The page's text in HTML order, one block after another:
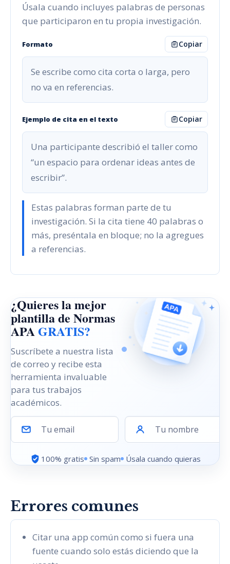
Úsala cuando incluyes palabras de personas
que participaron en tu propia investigación.
Formato Copiar
Se escribe como cita corta o larga, pero
no va en referencias.
Ejemplo de cita en el texto Copiar
Una participante describió el taller como
“un espacio para ordenar ideas antes de
escribir”.
Estas palabras forman parte de tu
investigación. Si la cita tiene 40 palabras o
más, preséntala en bloque; no la agregues
a referencias.
¿Quieres la mejor
plantilla de Normas
APA GRATIS?
Suscríbete a nuestra lista
de correo y recibe esta
herramienta invaluable
para tus trabajos
académicos.
Tu email
Tu nombre
100% gratis Sin spam Úsala cuando quieras
Errores comunes
Citar una app común como si fuera una
fuente cuando solo estás diciendo que la